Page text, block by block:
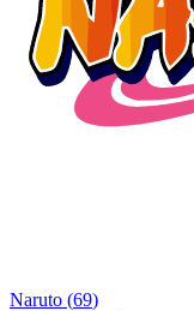
Naruto (69)